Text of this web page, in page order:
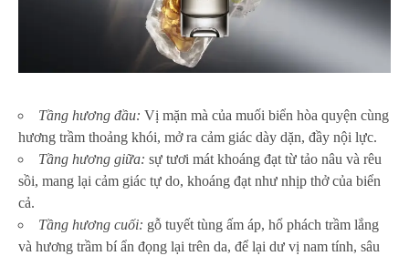
Tầng hương đầu: Vị mặn mà của muối biển hòa quyện cùng
hương trầm thoảng khói, mở ra cảm giác dày dặn, đầy nội lực.
Tầng hương giữa: sự tươi mát khoáng đạt từ tảo nâu và rêu
sồi, mang lại cảm giác tự do, khoáng đạt như nhịp thở của biển
cả.
Tầng hương cuối: gỗ tuyết tùng ấm áp, hổ phách trầm lắng
và hương trầm bí ẩn đọng lại trên da, để lại dư vị nam tính, sâu